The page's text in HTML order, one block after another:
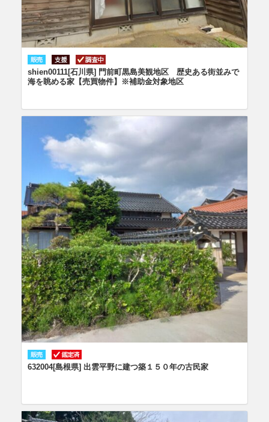
shien00111[石川県] 門前町黒島美観地区 歴史ある街並みで
海を眺める家【売買物件】※補助金対象地区
632004[島根県] 出雲平野に建つ築１５０年の古民家